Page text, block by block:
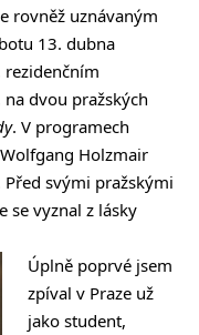
rovněž uznávaným
13. dubna
rezidenčním
dvou pražských
. V programech
Holzmair
svými pražskými
se vyznal z lásky
Úplně poprvé jsem
zpíval v Praze už
jako student,